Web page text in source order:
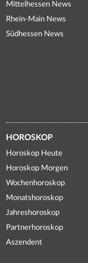
Mittelhessen News
Rhein-Main News
Südhessen News
HOROSKOP
Horoskop Heute
Horoskop Morgen
Wochenhoroskop
Monatshoroskop
Jahreshoroskop
Partnerhoroskop
Aszendent